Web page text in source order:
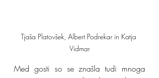
Tjaša Platovšek, Albert Podrekar in Katja
Vidmar
Med gosti so se znašla tudi mnoga